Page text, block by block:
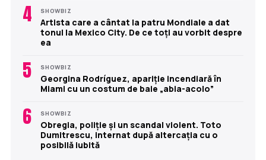
4 SHOWBIZ
Artista care a cântat la patru Mondiale a dat
tonul la Mexico City. De ce toți au vorbit despre
ea
5 SHOWBIZ
Georgina Rodríguez, apariție incendiară în
Miami cu un costum de baie „abia-acolo”
6 SHOWBIZ
Obregia, poliție și un scandal violent. Toto
Dumitrescu, internat după altercația cu o
posibilă iubită